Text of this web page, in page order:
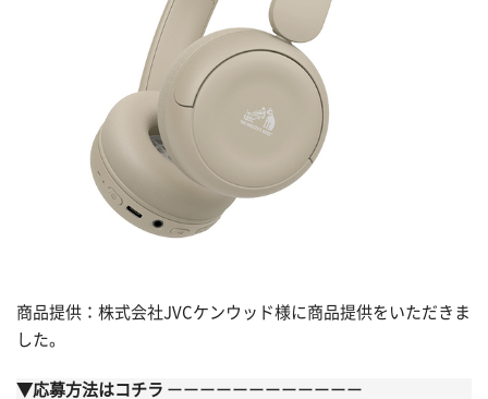
商品提供：株式会社JVCケンウッド様に商品提供をいただきま
した。
▼応募方法はコチラ ーーーーーーーーーーーー